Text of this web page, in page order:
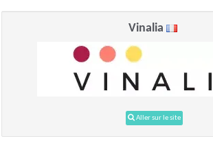
Vinalia
Aller sur le site